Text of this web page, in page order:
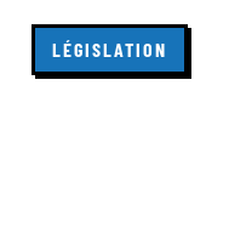
LÉGISLATION